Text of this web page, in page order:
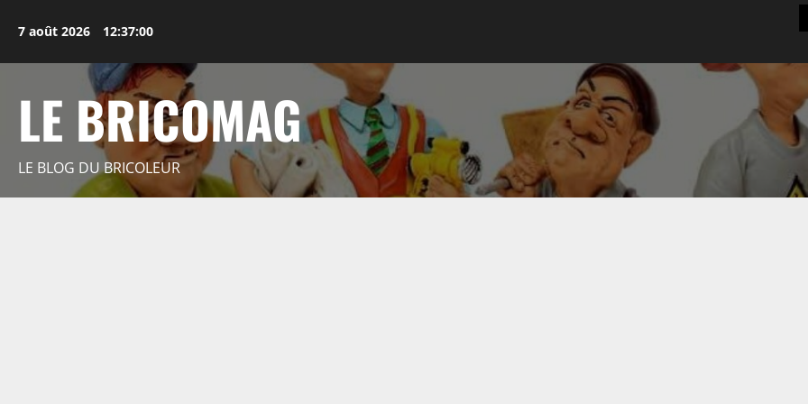
7 août 2026 12:37:01
LE BRICOMAG
LE BLOG DU BRICOLEUR